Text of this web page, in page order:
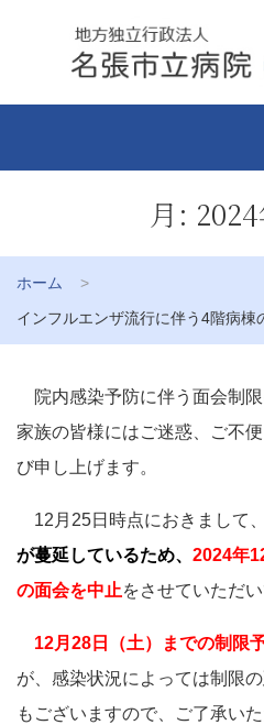
月:
ホーム
インフルエンザ流行に伴う4階病棟
院内感染予防に伴う面会制
家族の皆様にはご迷惑、ご不
び申し上げます。
12月25日時点におきまして
が蔓延しているため、 2024年
の面会を中止をさせていただい
12月28日（土）までの制限
が、感染状況によっては制限
もございますので、ご了承い